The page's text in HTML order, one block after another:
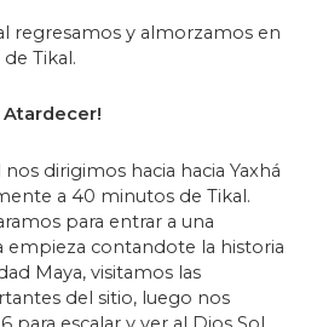
regresamos y almorzamos en
Tikal.
Atardecer!
dirigimos hacia hacia Yaxhá
a 40 minutos de Tikal.
para entrar a una
empieza contandote la historia
Maya, visitamos las
del sitio, luego nos